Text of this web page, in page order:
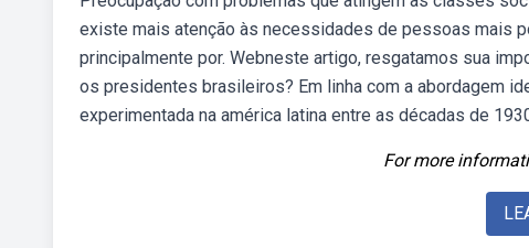
existe mais atenção às necessidades de pessoas mais
principalmente por. Webneste artigo, resgatamos sua
os presidentes brasileiros? Em linha com a abordagem
experimentada na américa latina entre as décadas de
For more